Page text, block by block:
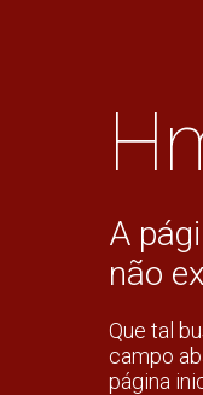
A
não
Que tal
campo
página